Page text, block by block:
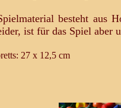
besteht aus
ist für das Spiel aber
27 x 12,5 cm